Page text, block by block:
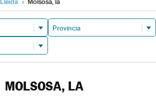
MOLSOSA, LA